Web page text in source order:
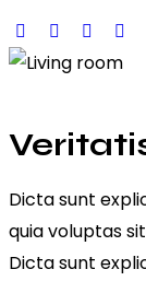
Dicta sunt
quia voluptas
Dicta sunt